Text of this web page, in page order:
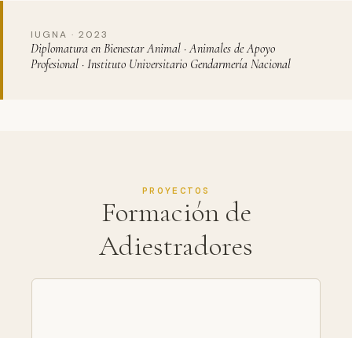
IUGNA · 2023
Diplomatura en Bienestar Animal · Animales de Apoyo
Profesional · Instituto Universitario Gendarmería Nacional
PROYECTOS
Formación de
Adiestradores